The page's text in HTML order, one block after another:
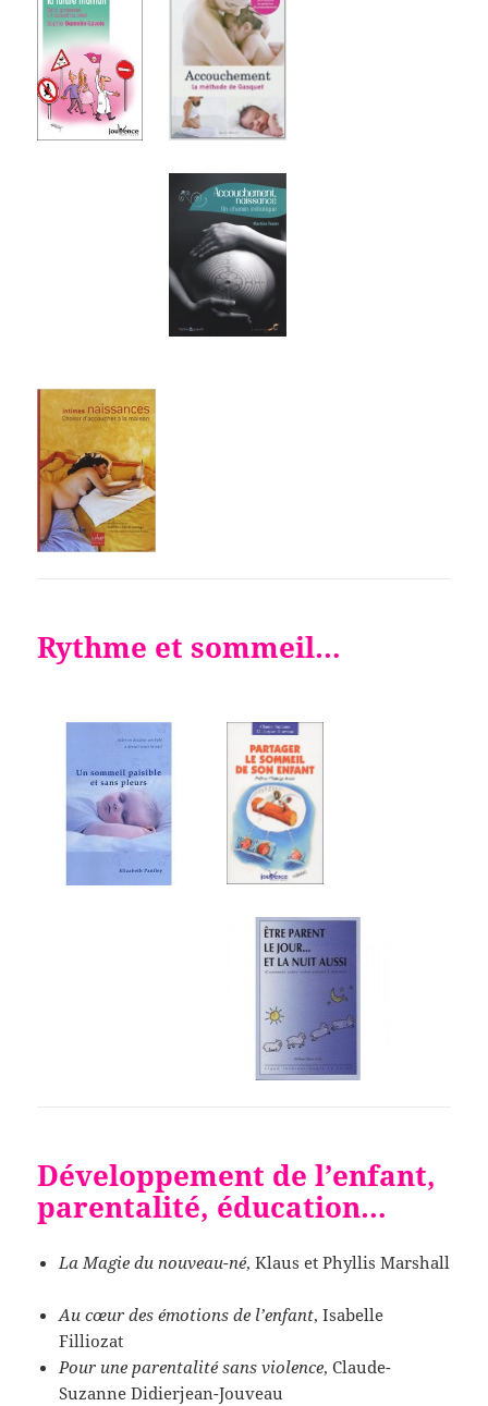
Rythme et sommeil…
Développement de l’enfant,
parentalité, éducation…
La Magie du nouveau-né, Klaus et Phyllis Marshall
Au cœur des émotions de l’enfant, Isabelle
Filliozat
Pour une parentalité sans violence, Claude-
Suzanne Didierjean-Jouveau